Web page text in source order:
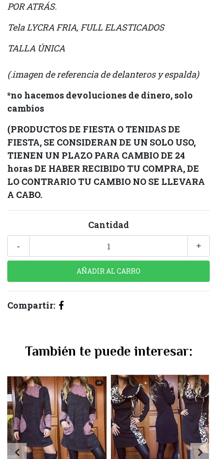
POR ATRÁS.
Tela LYCRA FRIA, FULL ELASTICADOS
TALLA ÚNICA
(.imagen de referencia de delanteros y espalda)
*no hacemos devoluciones de dinero, solo
cambios
(PRODUCTOS DE FIESTA O TENIDAS DE
FIESTA, SE CONSIDERAN DE UN SOLO USO,
TIENEN UN PLAZO PARA CAMBIO DE 24
horas DE HABER RECIBIDO TU COMPRA, DE
LO CONTRARIO TU CAMBIO NO SE LLEVARA
A CABO.
Cantidad
+
-
Compartir:
También te puede interesar: